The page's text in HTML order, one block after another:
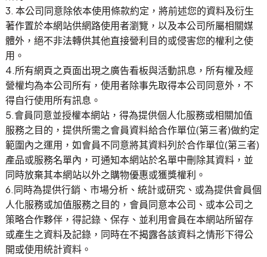
3. 本公司同意除依本使用條款約定，將前述您的資料及衍生
著作置於本網站供網路使用者瀏覽，以及本公司所屬相關媒
體外，絕不非法轉供其他直接營利目的或侵害您的權利之使
用。
4.所有網頁之頁面出現之廣告看板與活動訊息，所有權及經
營權均為本公司所有，使用者除事先取得本公司同意外，不
得自行使用所有訊息。
5.會員同意並授權本網站，得為提供個人化服務或相關加值
服務之目的，提供所需之會員資料給合作單位(第三者)做約定
範圍內之運用，如會員不同意將其資料列於合作單位(第三者)
產品或服務名單內，可通知本網站於名單中刪除其資料，並
同時放棄其本網站以外之購物優惠或獲獎權利。
6.同時為提供行銷、市場分析、統計或研究、或為提供會員個
人化服務或加值服務之目的，會員同意本公司、或本公司之
策略合作夥伴，得記錄、保存、並利用會員在本網站所留存
或產生之資料及記錄，同時在不揭露各該資料之情形下得公
開或使用統計資料。